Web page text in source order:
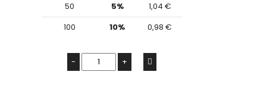
50
5%
1,04 €
100
10% 0,98 €
- +